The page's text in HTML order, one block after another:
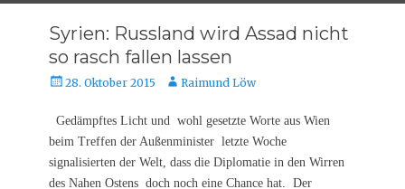
Syrien: Russland wird Assad nicht
so rasch fallen lassen
Veröffentlicht
28. Oktober 2015 AutorRaimund Löw
Gedämpftes Licht und wohl gesetzte Worte aus Wien
beim Treffen der Außenminister letzte Woche
signalisierten der Welt, dass die Diplomatie in den Wirren
des Nahen Ostens doch noch eine Chance hat. Der